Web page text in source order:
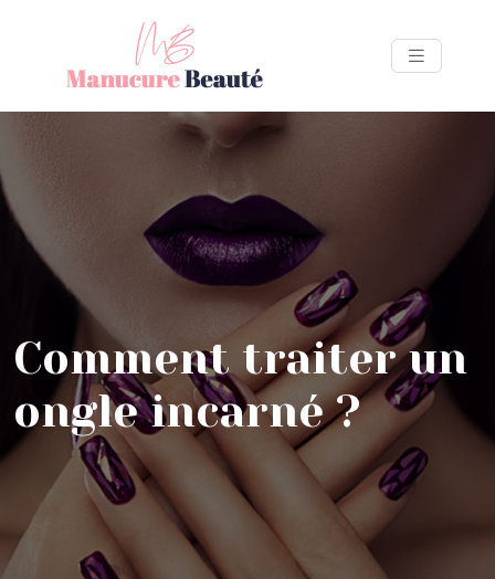
Comment traiter un
ongle incarné ?